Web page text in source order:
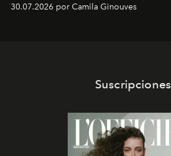
30.07.2026 por Camila Ginouves
Suscripciones